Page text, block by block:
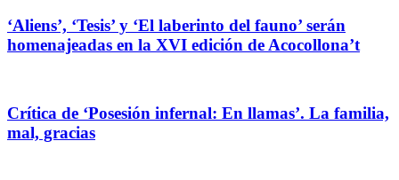
‘Aliens’, ‘Tesis’ y ‘El laberinto del fauno’ serán
homenajeadas en la XVI edición de Acocollona’t
Crítica de ‘Posesión infernal: En llamas’. La familia,
mal, gracias